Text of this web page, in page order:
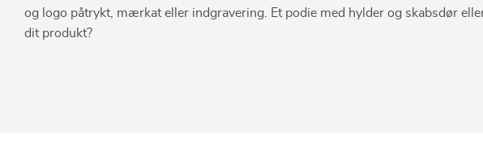
og logo påtrykt, mærkat eller indgravering. Et podie med hylder og skabsdør
dit produkt?